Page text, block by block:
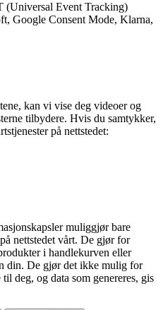
(Universal Event Tracking)
Google Consent Mode, Klarna,
kan vi vise deg videoer og
tilbydere. Hvis du samtykker,
på nettstedet:
muliggjør bare
nettstedet vårt. De gjør for
i handlekurven eller
din. De gjør det ikke mulig for
deg, og data som genereres, gis